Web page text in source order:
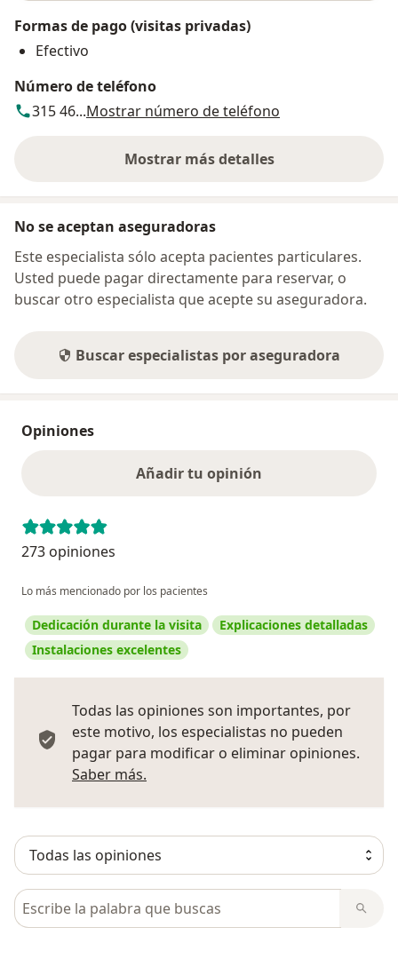
Formas de pago (visitas privadas)
Efectivo
Número de teléfono
315 46...Mostrar número de teléfono
Mostrar más detalles
sobre la dirección
No se aceptan aseguradoras
Este especialista sólo acepta pacientes particulares.
Usted puede pagar directamente para reservar, o
buscar otro especialista que acepte su aseguradora.
Buscar especialistas por aseguradora
Opiniones
Añadir tu opinión
273 opiniones
Lo más mencionado por los pacientes
Dedicación durante la visita
Explicaciones detalladas
Instalaciones excelentes
Todas las opiniones son importantes, por
este motivo, los especialistas no pueden
pagar para modificar o eliminar opiniones.
Saber más.
Busca en opiniones